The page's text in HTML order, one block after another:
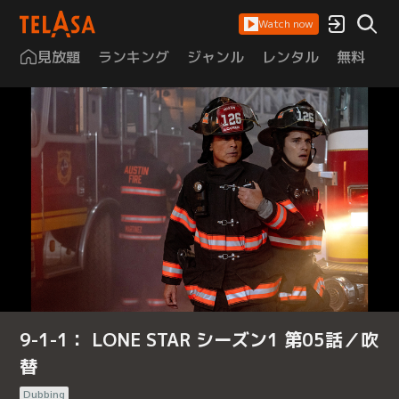
Watch now
見放題 ランキング ジャンル レンタル 無料
9-1-1： LONE STAR シーズン1 第05話／吹
替
Dubbing